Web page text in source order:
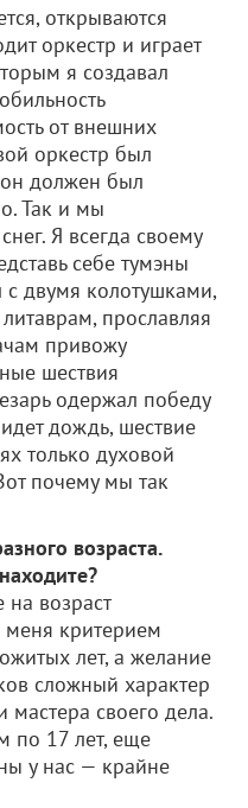
открываются
оркестр и играет
я создавал
от внешних
оркестр был
должен был
Так и мы
Я всегда своему
себе тумэны
двумя колотушками,
прославляя
привожу
шествия
одержал победу
дождь, шествие
только духовой
почему мы так
возраста.
возраст
критерием
лет, а желание
сложный характер
своего дела.
по 17 лет, еще
у нас — крайне